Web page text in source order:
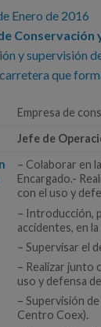
Enero de 2016
y supervisión
que
Empresa de
Jefe de
– Colaborar en
Encargado.-
con el uso y
– Introducción,
accidentes, en
– Supervisar el
– Realizar junto
uso y defensa
– Supervisión
Centro Coex).